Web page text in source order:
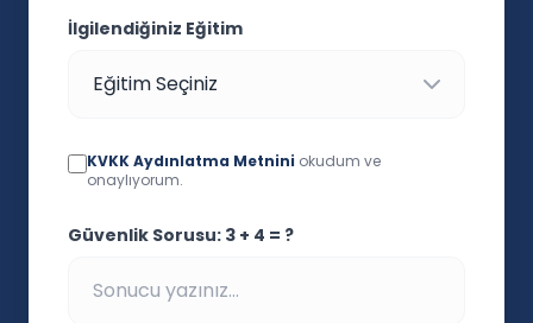
İlgilendiğiniz Eğitim
KVKK Aydınlatma Metnini okudum ve
onaylıyorum.
Güvenlik Sorusu: 3 + 4 = ?